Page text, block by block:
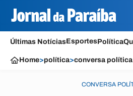
Últimas NotíciasEsportesPolítica
Home>política>conversa política
CONVERSA